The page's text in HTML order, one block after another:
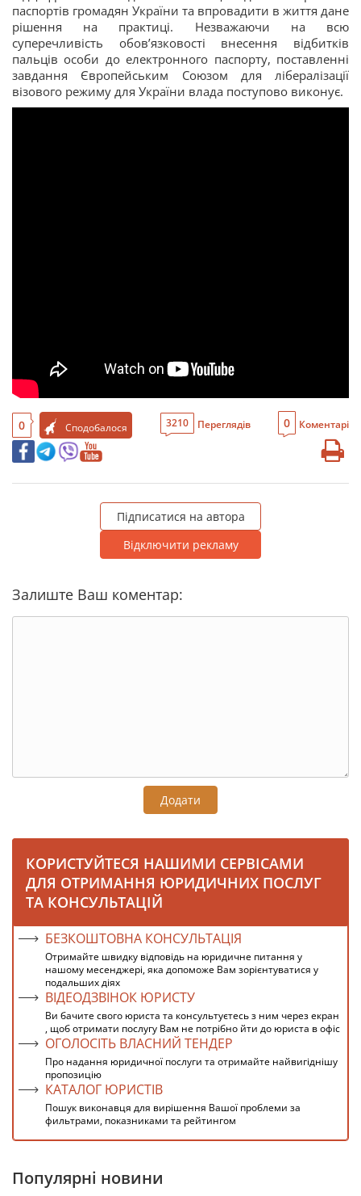
паспортів громадян України та впровадити в життя дане
рішення на практиці. Незважаючи на всю
суперечливість обов’язковості внесення відбитків
пальців особи до електронного паспорту, поставленні
завдання Європейським Союзом для лібералізації
візового режиму для України влада поступово виконує.
0 Сподобалося 3210 Переглядів 0 Коментарі
Підписатися на автора
Відключити рекламу
Залиште Ваш коментар:
Додати
КОРИСТУЙТЕСЯ НАШИМИ СЕРВІСАМИ
ДЛЯ ОТРИМАННЯ ЮРИДИЧНИХ ПОСЛУГ
ТА КОНСУЛЬТАЦІЙ
БЕЗКОШТОВНА КОНСУЛЬТАЦІЯ
Отримайте швидку відповідь на юридичне питання у
нашому месенджері, яка допоможе Вам зорієнтуватися у
подальших діях
ВІДЕОДЗВІНОК ЮРИСТУ
Ви бачите свого юриста та консультуєтесь з ним через екран
, щоб отримати послугу Вам не потрібно йти до юриста в офіс
ОГОЛОСІТЬ ВЛАСНИЙ ТЕНДЕР
Про надання юридичної послуги та отримайте найвигіднішу
пропозицію
КАТАЛОГ ЮРИСТІВ
Пошук виконавця для вирішення Вашої проблеми за
фильтрами, показниками та рейтингом
Популярні новини